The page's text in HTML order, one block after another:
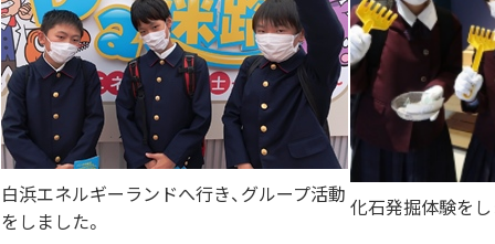
白浜エネルギーランドへ行き、グループ活動
をしました。
化石発掘体験をし